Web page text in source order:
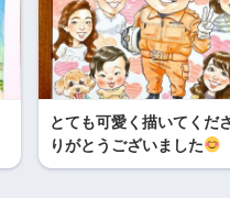
とても可愛く描いてくだ
りがとうございました